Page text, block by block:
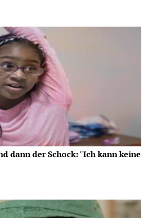
dann der Schock: "Ich kann keine